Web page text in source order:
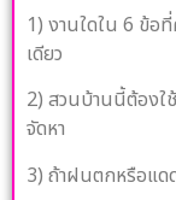
1) งานใดใน 6 ข้อ
เดียว
2) สวนบ้านนี้ต้องใ
จัดหา
3) ถ้าฝนตกหรือแด